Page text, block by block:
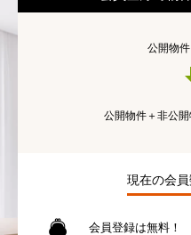
公開物件
公開物件＋非公
現在の会員
会員登録は無料！